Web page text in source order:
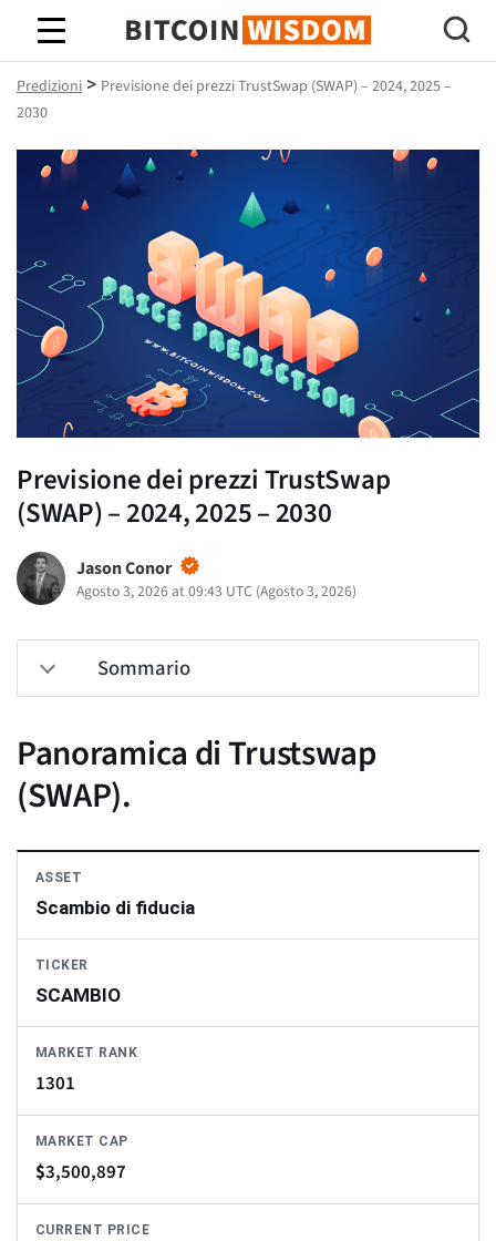
Saggezza Bitcoin
Predizioni > Previsione dei prezzi TrustSwap (SWAP) – 2024, 2025 –
2030
Previsione dei prezzi TrustSwap
(SWAP) – 2024, 2025 – 2030
Jason Conor
Agosto 3, 2026 at 09:43 UTC (Agosto 3, 2026)
Sommario
Panoramica di Trustswap
(SWAP).
ASSET
Scambio di fiducia
TICKER
SCAMBIO
MARKET RANK
1301
MARKET CAP
$3,500,897
CURRENT PRICE